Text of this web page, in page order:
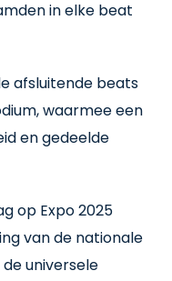
in elke beat
afsluitende beats
waarmee een
en gedeelde
op Expo 2025
van de nationale
universele